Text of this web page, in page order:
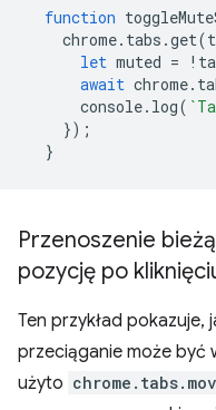
function
chrome. tabs .get(
let muted = !
await chrome.
console. log(
});
}
Przenoszenie
pozycję po
Ten przykład
przeciąganie może być
użyto